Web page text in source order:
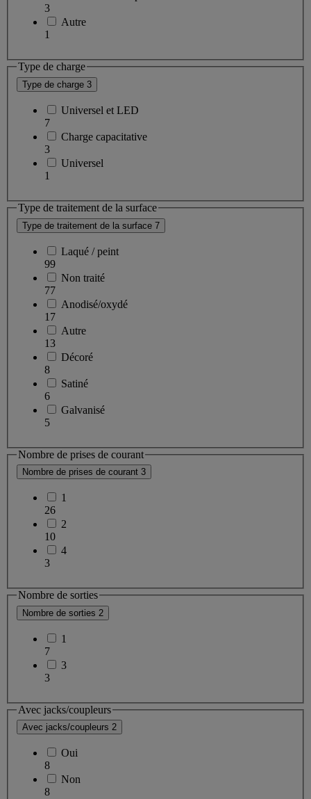
3
Autre
1
Type de charge
Type de charge 3
Universel et LED
7
Charge capacitative
3
Universel
1
Type de traitement de la surface
Type de traitement de la surface 7
Laqué / peint
99
Non traité
77
Anodisé/oxydé
17
Autre
13
Décoré
8
Satiné
6
Galvanisé
5
Nombre de prises de courant
Nombre de prises de courant 3
1
26
2
10
4
3
Nombre de sorties
Nombre de sorties 2
1
7
3
3
Avec jacks/coupleurs
Avec jacks/coupleurs 2
Oui
8
Non
8